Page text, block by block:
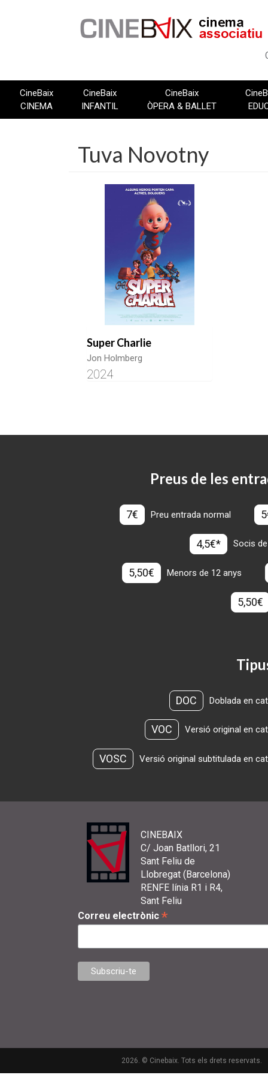
CineBaix
CINEMA
CineBaix
INFANTIL
CineBaix
ÒPERA & BALLET
Tuva Novotny
Super Charlie
Jon Holmberg
2024
Preus de les
7€ Preu entrada normal
4,5€* Socis
5,50€ Menors de 12 anys
5,50€
DOC Doblada en
VOC Versió original en
VOSC Versió original subtitulada en
CINEBAIX
C/ Joan Batllori, 21
Sant Feliu de
Llobregat (Barcelona)
RENFE línia R1 i R4,
Sant Feliu
Correu electrònic *
2026. © Cinebaix. Tots els drets reservats.